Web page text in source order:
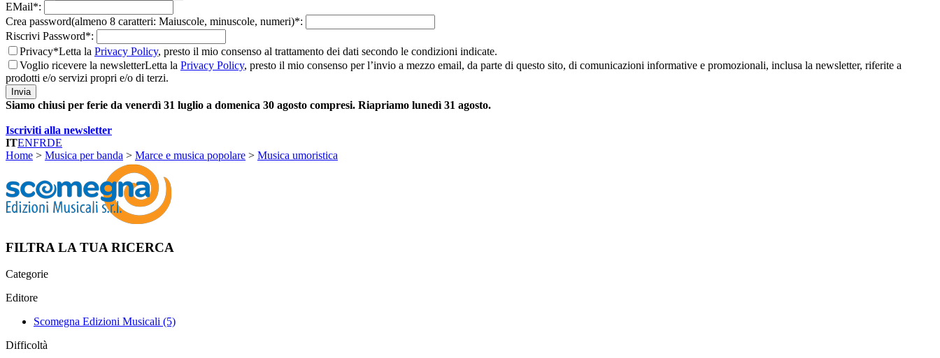
EMail*:
Crea password(almeno 8 caratteri: Maiuscole, minuscole, numeri)*:
Riscrivi Password*:
Privacy*Letta la Privacy Policy, presto il mio consenso al trattamento dei dati secondo le condizioni indicate.
Voglio ricevere la newsletterLetta la Privacy Policy, presto il mio consenso per l’invio a mezzo email, da parte di questo sito, di comunicazioni informative e promozionali, inclusa la newsletter, riferite a
prodotti e/o servizi propri e/o di terzi.
Invia
Siamo chiusi per ferie da venerdì 31 luglio a domenica 30 agosto compresi. Riapriamo lunedì 31 agosto.
Iscriviti alla newsletter
ITENFRDE
Home > Musica per banda > Marce e musica popolare > Musica umoristica
FILTRA LA TUA RICERCA
Categorie
Editore
Scomegna Edizioni Musicali (5)
Difficoltà